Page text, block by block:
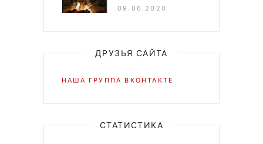
09.06.2020
ДРУЗЬЯ САЙТА
НАША ГРУППА ВКОНТАКТЕ
СТАТИСТИКА